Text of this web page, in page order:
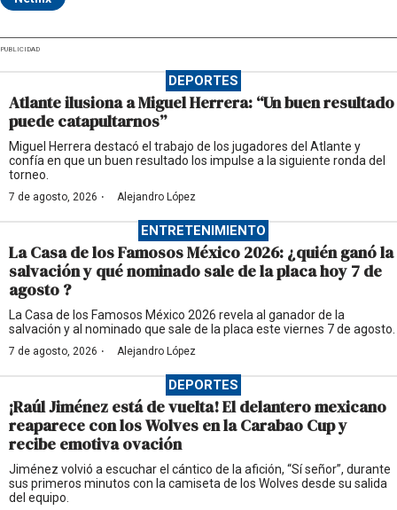
PUBLICIDAD
DEPORTES
Atlante ilusiona a Miguel Herrera: “Un buen resultado
puede catapultarnos”
Miguel Herrera destacó el trabajo de los jugadores del Atlante y
confía en que un buen resultado los impulse a la siguiente ronda del
torneo.
7 de agosto, 2026 · Alejandro López
ENTRETENIMIENTO
La Casa de los Famosos México 2026: ¿quién ganó la
salvación y qué nominado sale de la placa hoy 7 de
agosto ?
La Casa de los Famosos México 2026 revela al ganador de la
salvación y al nominado que sale de la placa este viernes 7 de agosto.
7 de agosto, 2026 · Alejandro López
DEPORTES
¡Raúl Jiménez está de vuelta! El delantero mexicano
reaparece con los Wolves en la Carabao Cup y
recibe emotiva ovación
Jiménez volvió a escuchar el cántico de la afición, “Sí señor”, durante
sus primeros minutos con la camiseta de los Wolves desde su salida
del equipo.